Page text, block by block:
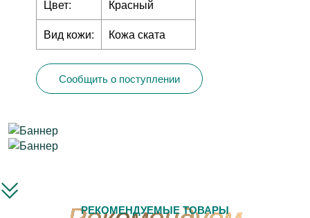
Цвет:
Красный
Вид кожи:
Кожа ската
Сообщить о поступлении
РЕКОМЕНДУЕМЫЕ ТОВАРЫ